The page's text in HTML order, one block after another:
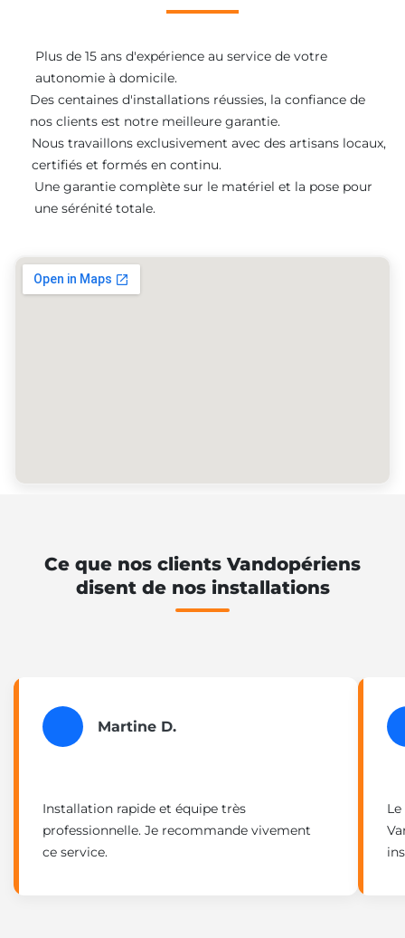
Plus de 15 ans d'expérience au service de votre
autonomie à domicile.
Des centaines d'installations réussies, la confiance de
nos clients est notre meilleure garantie.
Nous travaillons exclusivement avec des artisans locaux,
certifiés et formés en continu.
Une garantie complète sur le matériel et la pose pour
une sérénité totale.
Ce que nos clients Vandopériens
disent de nos installations
Martine D.
Installation rapide et équipe très
professionnelle. Je recommande vivement
ce service.